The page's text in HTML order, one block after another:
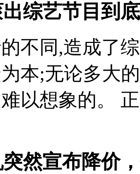
出综艺节目到
不同,造成了
本;无论多大
以想象的。
然宣布降价